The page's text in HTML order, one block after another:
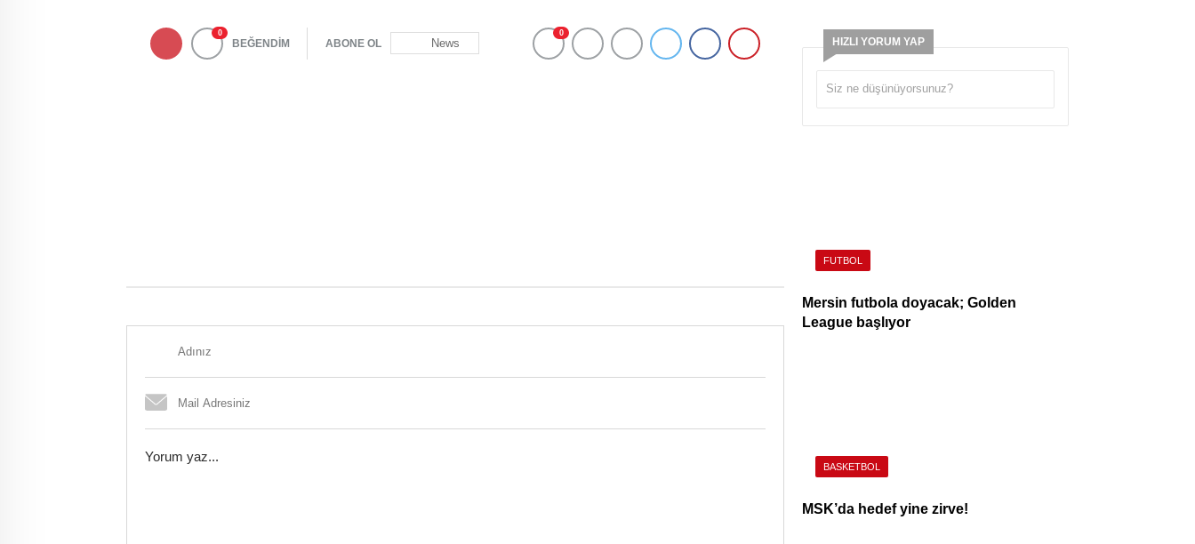
0
BEĞENDİM ABONE OL News
0
HIZLI YORUM YAP
FUTBOL
Mersin futbola doyacak; Golden
League başlıyor
BASKETBOL
MSK’da hedef yine zirve!